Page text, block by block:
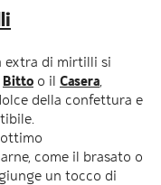
extra di mirtilli si
Bitto o il Casera,
della confettura e
ottimo
come il brasato o
un tocco di